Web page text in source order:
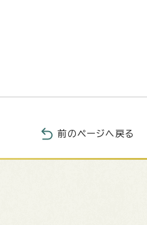
前のページへ戻る